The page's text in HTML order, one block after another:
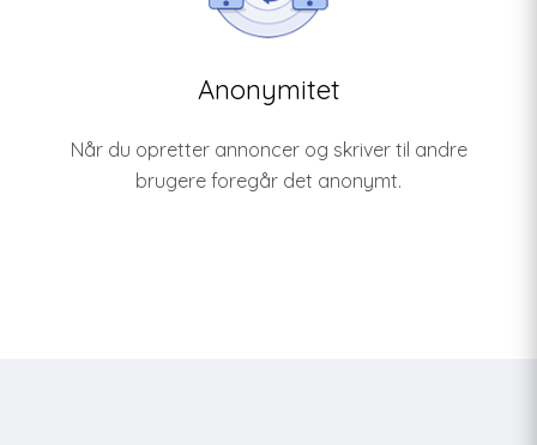
Anonymitet
Når du opretter annoncer og skriver til andre
brugere foregår det anonymt.